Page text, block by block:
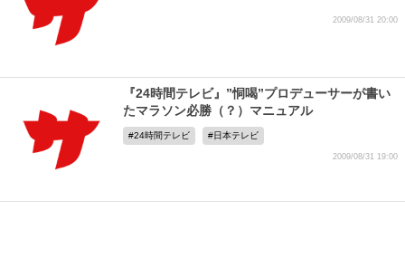
2009/08/31 20:00
『24時間テレビ』”恫喝”プロデューサーが書い
たマラソン必勝（？）マニュアル
24時間テレビ 日本テレビ
2009/08/31 19:00